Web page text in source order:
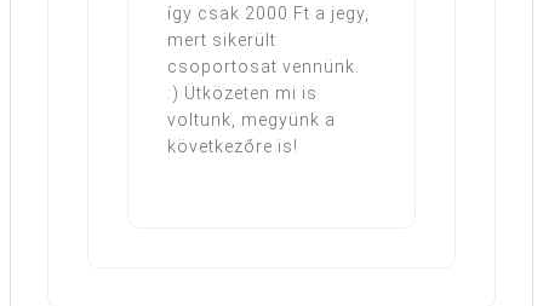
így csak 2000 Ft a jegy,
mert sikerült
csoportosat vennünk.
:) Ütközeten mi is
voltunk, megyünk a
következőre is!